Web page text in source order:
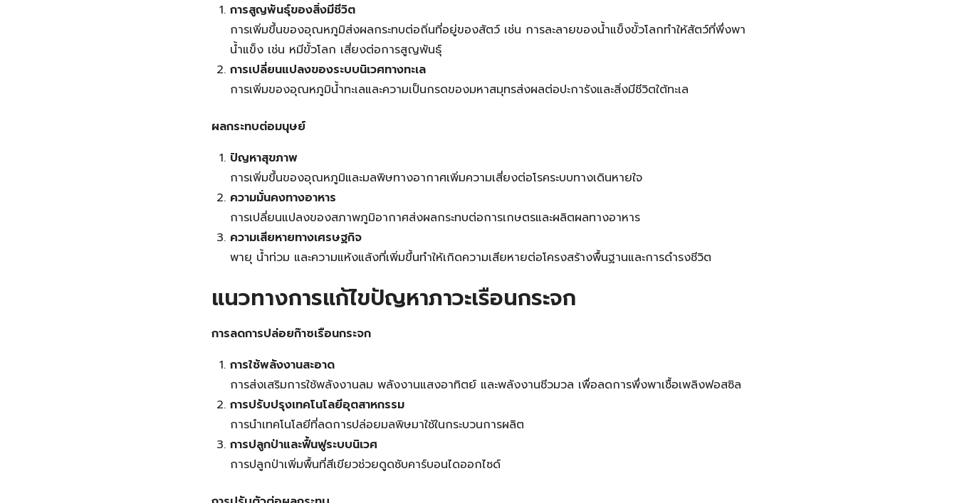
การสูญพันธุ์ของสิ่งมีชีวิต
การเพิ่มขึ้นของอุณหภูมิส่งผลกระทบต่อถิ่นที่อยู่ของสัตว์ เช่น การละลายของน้ำแข็งขั้วโลกทำให้สัตว์ที่พึ่งพา
น้ำแข็ง เช่น หมีขั้วโลก เสี่ยงต่อการสูญพันธุ์
การเปลี่ยนแปลงของระบบนิเวศทางทะเล
การเพิ่มของอุณหภูมิน้ำทะเลและความเป็นกรดของมหาสมุทรส่งผลต่อปะการังและสิ่งมีชีวิตใต้ทะเล
ผลกระทบต่อมนุษย์
ปัญหาสุขภาพ
การเพิ่มขึ้นของอุณหภูมิและมลพิษทางอากาศเพิ่มความเสี่ยงต่อโรคระบบทางเดินหายใจ
ความมั่นคงทางอาหาร
การเปลี่ยนแปลงของสภาพภูมิอากาศส่งผลกระทบต่อการเกษตรและผลิตผลทางอาหาร
ความเสียหายทางเศรษฐกิจ
พายุ น้ำท่วม และความแห้งแล้งที่เพิ่มขึ้นทำให้เกิดความเสียหายต่อโครงสร้างพื้นฐานและการดำรงชีวิต
แนวทางการแก้ไขปัญหาภาวะเรือนกระจก
การลดการปล่อยก๊าซเรือนกระจก
การใช้พลังงานสะอาด
การส่งเสริมการใช้พลังงานลม พลังงานแสงอาทิตย์ และพลังงานชีวมวล เพื่อลดการพึ่งพาเชื้อเพลิงฟอสซิล
การปรับปรุงเทคโนโลยีอุตสาหกรรม
การนำเทคโนโลยีที่ลดการปล่อยมลพิษมาใช้ในกระบวนการผลิต
การปลูกป่าและฟื้นฟูระบบนิเวศ
การปลูกป่าเพิ่มพื้นที่สีเขียวช่วยดูดซับคาร์บอนไดออกไซด์